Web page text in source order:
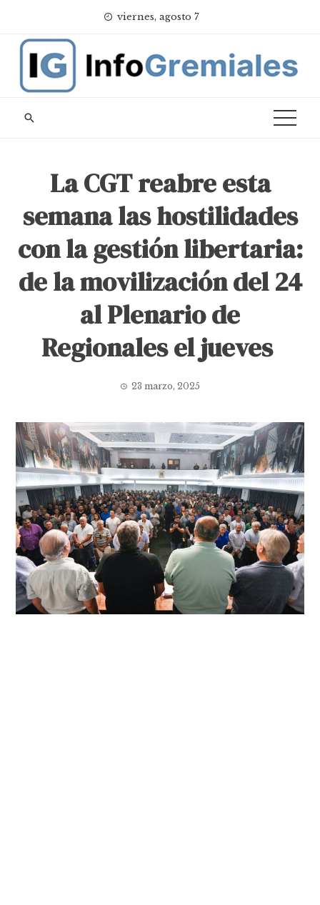
content
viernes, agosto 7
La CGT reabre esta
semana las hostilidades
con la gestión libertaria:
de la movilización del 24
al Plenario de
Regionales el jueves
23 marzo, 2025